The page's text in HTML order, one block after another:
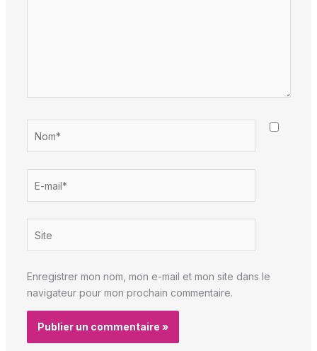
mail*
Enregistrer mon nom, mon e-mail et mon site dans le
navigateur pour mon prochain commentaire.